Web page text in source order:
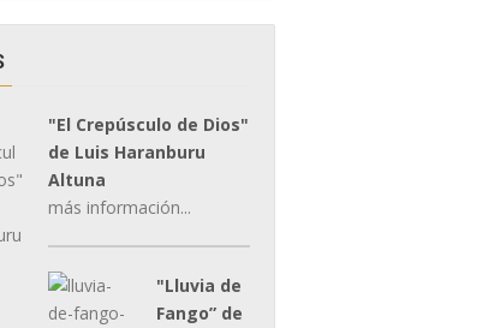
"El Crepúsculo de Dios"
de Luis Haranburu
Altuna
más información...
"Lluvia de
Fango” de